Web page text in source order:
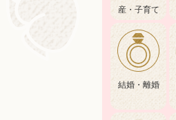
産・子育て
結婚・離婚